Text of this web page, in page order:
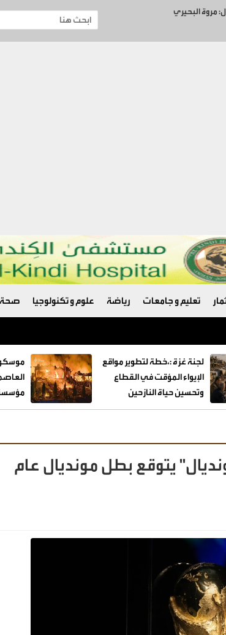
مروة البحيري
تعليم و جامعات رياضة علوم و تكنولوجيا صحة
لجنة غزة :،خطة لتطوير مواقع
الإيواء المؤقت في القطاع
وتحسين حياة النازحين
مؤسسة
يتوقع بطل مونديال عام